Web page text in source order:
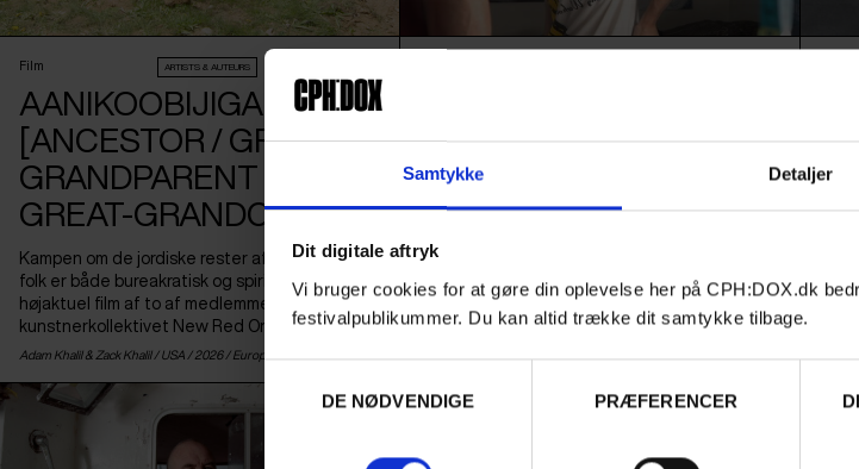
Samtykke Detaljer
Dit digitale aftryk
Vi bruger cookies for at gøre din oplevelse her på CPH:DOX.dk
festivalpublikummer. Du kan altid trække dit samtykke tilbage.
DE NØDVENDIGE
PRÆFERENCER
Film ARTISTS & AUTEURS
AANIKOOBIJIGAN
[ANCESTOR / GREAT-
GRANDPARENT /
GREAT-GRANDCHILD]
Kampen om de jordiske rester af oprindelige
folk er både bureakratisk og spirituel i en
højaktuel film af to af medlemmerne af
kunstnerkollektivet New Red Order.
Adam Khalil & Zack Khalil / USA / 2026 / Europæisk premiere
gennem en kameralinse over to årtier. En
forældre, børn og sommerfugle, der udklækkes